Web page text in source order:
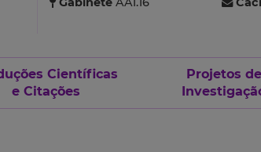
Científicas
e Citações
Projetos de